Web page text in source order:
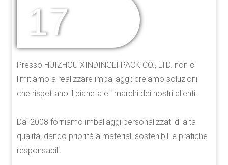
17
Presso HUIZHOU XINDINGLI PACK CO., LTD. non ci
limitiamo a realizzare imballaggi: creiamo soluzioni
che rispettano il pianeta e i marchi dei nostri clienti.
Dal 2008 forniamo imballaggi personalizzati di alta
qualità, dando priorità a materiali sostenibili e pratiche
responsabili.